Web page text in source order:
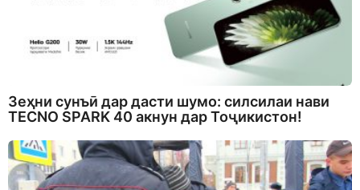
Зеҳни сунъӣ дар дасти шумо: силсилаи нави
TECNO SPARK 40 акнун дар Тоҷикистон!